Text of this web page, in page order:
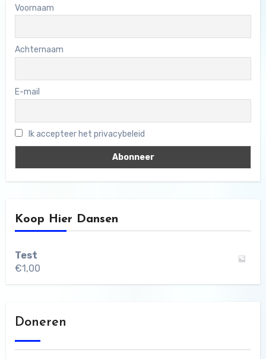
Voornaam
Achternaam
E-mail
Ik accepteer het privacybeleid
Koop Hier Dansen
Test
€1,00
Doneren